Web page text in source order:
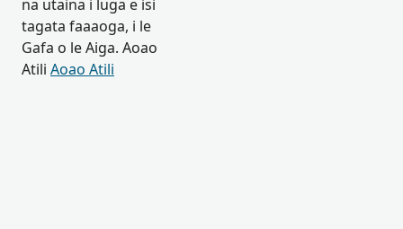
na utaina i luga e isi
tagata faaaoga, i le
Gafa o le Aiga. Aoao
Atili Aoao Atili